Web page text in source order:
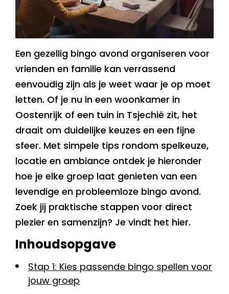
Een gezellig bingo avond organiseren voor
vrienden en familie kan verrassend
eenvoudig zijn als je weet waar je op moet
letten. Of je nu in een woonkamer in
Oostenrijk of een tuin in Tsjechië zit, het
draait om duidelijke keuzes en een fijne
sfeer. Met simpele tips rondom spelkeuze,
locatie en ambiance ontdek je hieronder
hoe je elke groep laat genieten van een
levendige en probleemloze bingo avond.
Zoek jij praktische stappen voor direct
plezier en samenzijn? Je vindt het hier.
Inhoudsopgave
Stap 1: Kies passende bingo spellen voor
jouw groep